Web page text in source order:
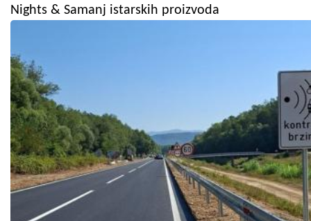
Nights & Samanj istarskih proizvoda